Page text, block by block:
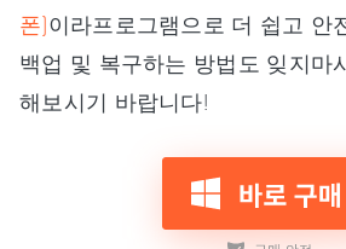
폰)이라프로그램으로 더 쉽고 안
백업 및 복구하는 방법도 잊지마
해보시기 바랍니다!